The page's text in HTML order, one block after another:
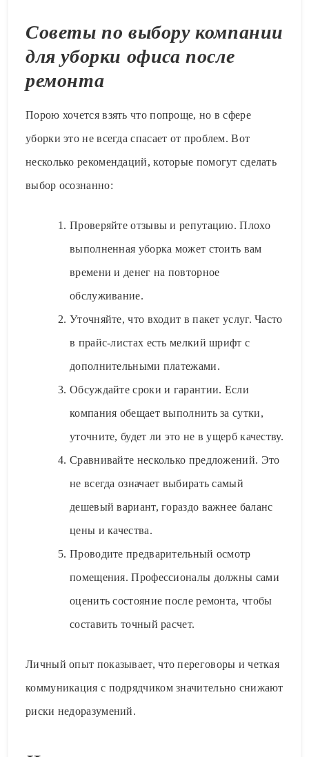
Советы по выбору компании
для уборки офиса после
ремонта
Порою хочется взять что попроще, но в сфере
уборки это не всегда спасает от проблем. Вот
несколько рекомендаций, которые помогут сделать
выбор осознанно:
Проверяйте отзывы и репутацию. Плохо
выполненная уборка может стоить вам
времени и денег на повторное
обслуживание.
Уточняйте, что входит в пакет услуг. Часто
в прайс-листах есть мелкий шрифт с
дополнительными платежами.
Обсуждайте сроки и гарантии. Если
компания обещает выполнить за сутки,
уточните, будет ли это не в ущерб качеству.
Сравнивайте несколько предложений. Это
не всегда означает выбирать самый
дешевый вариант, гораздо важнее баланс
цены и качества.
Проводите предварительный осмотр
помещения. Профессионалы должны сами
оценить состояние после ремонта, чтобы
составить точный расчет.
Личный опыт показывает, что переговоры и четкая
коммуникация с подрядчиком значительно снижают
риски недоразумений.